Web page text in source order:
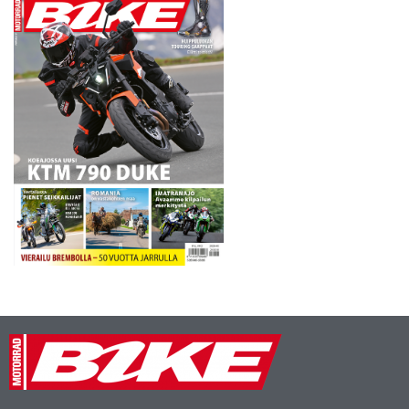
operoitiin viime
marraskuussa. - Olen yhä
kaukana ideaalikunnosta.
Olen helmikuun alussa
Malesian…